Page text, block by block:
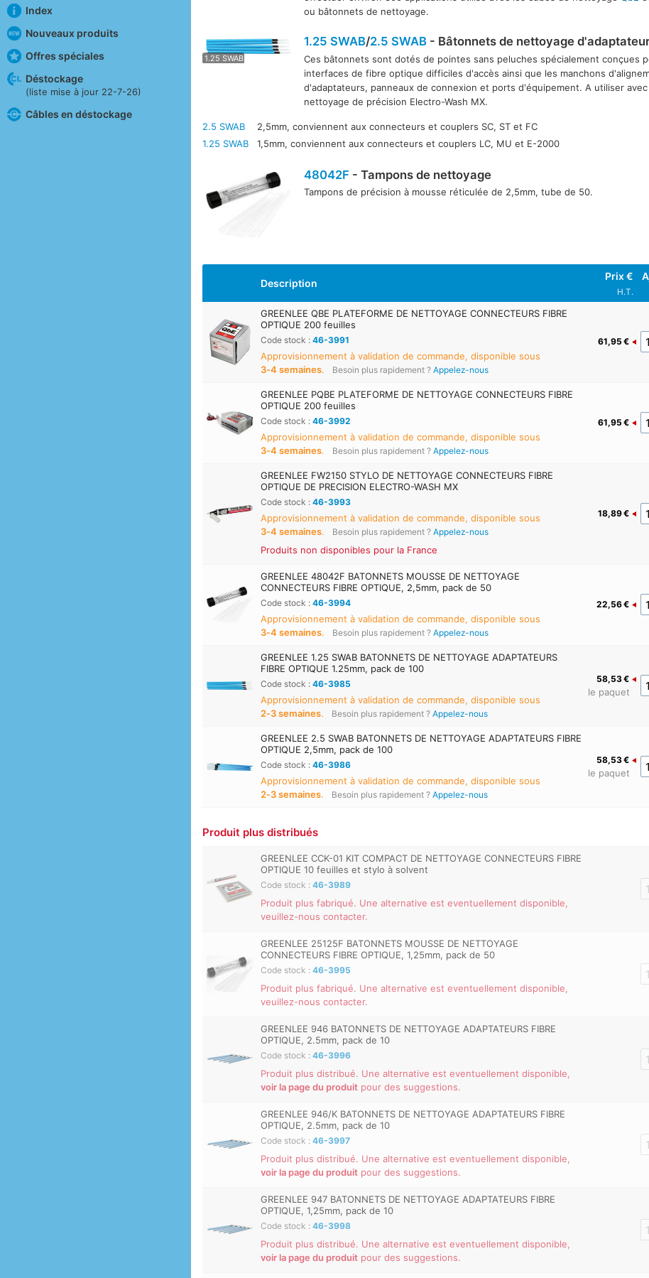
Index
Nouveaux produits
Offres spéciales
Déstockage
(liste mise à jour 22-7-26)
Câbles en déstockage
ou bâtonnets de nettoyage.
1.25 SWAB 2.5 SWAB
1.25 SWAB/2.5 SWAB - Bâtonnets de nettoyage
Ces bâtonnets sont dotés de pointes sans peluches spécialement conçues
interfaces de fibre optique difficiles d'accès ainsi que les manchons
d'adaptateurs, panneaux de connexion et ports d'équipement. A utiliser
nettoyage de précision Electro-Wash MX.
2.5 SWAB
2,5mm, conviennent aux connecteurs et couplers SC, ST et FC
1.25 SWAB
1,5mm, conviennent aux connecteurs et couplers LC, MU et E-2000
48042F - Tampons de nettoyage
Tampons de précision à mousse réticulée de 2,5mm, tube de 50.
Description
Prix €
H.T.
GREENLEE QBE PLATEFORME DE NETTOYAGE CONNECTEURS FIBRE
OPTIQUE 200 feuilles
Code stock :46-3991
Approvisionnement à validation de commande, disponible sous
3‑4 semaines. Besoin plus rapidement ? Appelez-nous
61,95 €
GREENLEE PQBE PLATEFORME DE NETTOYAGE CONNECTEURS FIBRE
OPTIQUE 200 feuilles
Code stock :46-3992
Approvisionnement à validation de commande, disponible sous
3‑4 semaines. Besoin plus rapidement ? Appelez-nous
61,95 €
GREENLEE FW2150 STYLO DE NETTOYAGE CONNECTEURS FIBRE
OPTIQUE DE PRECISION ELECTRO-WASH MX
Code stock :46-3993
Approvisionnement à validation de commande, disponible sous
3‑4 semaines. Besoin plus rapidement ? Appelez-nous
Produits non disponibles pour la France
18,89 €
GREENLEE 48042F BATONNETS MOUSSE DE NETTOYAGE
CONNECTEURS FIBRE OPTIQUE, 2,5mm, pack de 50
Code stock :46-3994
Approvisionnement à validation de commande, disponible sous
3‑4 semaines. Besoin plus rapidement ? Appelez-nous
22,56 €
GREENLEE 1.25 SWAB BATONNETS DE NETTOYAGE ADAPTATEURS
FIBRE OPTIQUE 1.25mm, pack de 100
Code stock :46-3985
Approvisionnement à validation de commande, disponible sous
2‑3 semaines. Besoin plus rapidement ? Appelez-nous
58,53 €
le paquet
GREENLEE 2.5 SWAB BATONNETS DE NETTOYAGE ADAPTATEURS FIBRE
OPTIQUE 2,5mm, pack de 100
Code stock :46-3986
Approvisionnement à validation de commande, disponible sous
2‑3 semaines. Besoin plus rapidement ? Appelez-nous
58,53 €
le paquet
Produit plus distribués
GREENLEE CCK-01 KIT COMPACT DE NETTOYAGE CONNECTEURS FIBRE
OPTIQUE 10 feuilles et stylo à solvent
Code stock :46-3989
Produit plus fabriqué. Une alternative est eventuellement disponible,
veuillez-nous contacter.
GREENLEE 25125F BATONNETS MOUSSE DE NETTOYAGE
CONNECTEURS FIBRE OPTIQUE, 1,25mm, pack de 50
Code stock :46-3995
Produit plus fabriqué. Une alternative est eventuellement disponible,
veuillez-nous contacter.
GREENLEE 946 BATONNETS DE NETTOYAGE ADAPTATEURS FIBRE
OPTIQUE, 2.5mm, pack de 10
Code stock :46-3996
Produit plus distribué. Une alternative est eventuellement disponible,
voir la page du produit pour des suggestions.
GREENLEE 946/K BATONNETS DE NETTOYAGE ADAPTATEURS FIBRE
OPTIQUE, 2.5mm, pack de 10
Code stock :46-3997
Produit plus distribué. Une alternative est eventuellement disponible,
voir la page du produit pour des suggestions.
GREENLEE 947 BATONNETS DE NETTOYAGE ADAPTATEURS FIBRE
OPTIQUE, 1,25mm, pack de 10
Code stock :46-3998
Produit plus distribué. Une alternative est eventuellement disponible,
voir la page du produit pour des suggestions.